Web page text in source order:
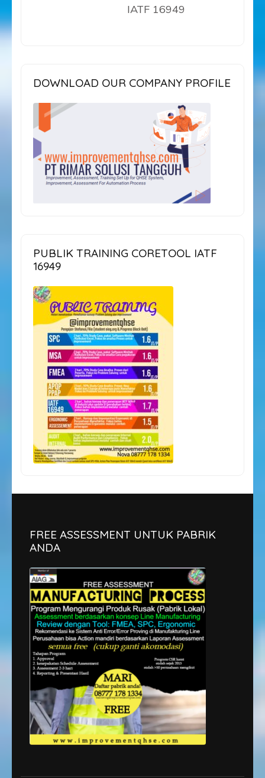
IATF 16949
DOWNLOAD OUR COMPANY PROFILE
PUBLIK TRAINING CORETOOL IATF
16949
FREE ASSESSMENT UNTUK PABRIK
ANDA